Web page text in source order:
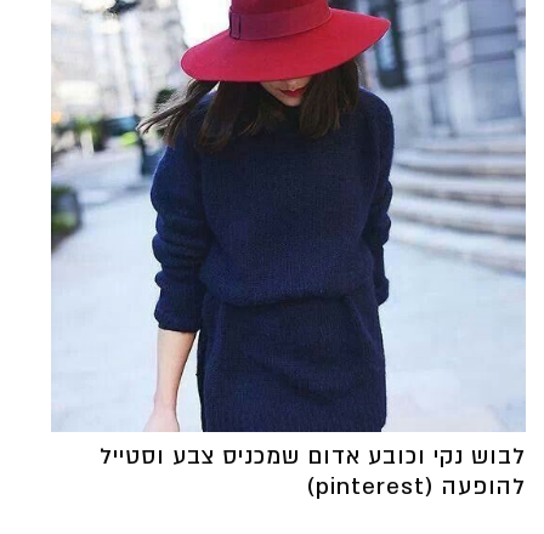
לבוש נקי וכובע אדום שמכניס צבע וסטייל
להופעה (pinterest)